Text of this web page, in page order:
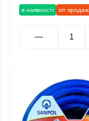
в наявності хіт